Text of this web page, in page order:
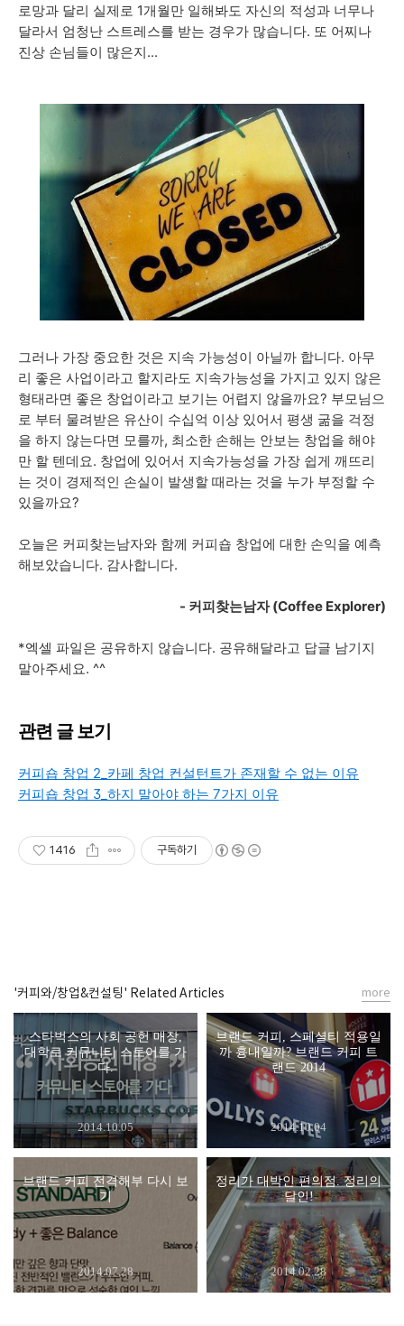
로망과 달리 실제로 1개월만 일해봐도 자신의 적성과 너무나
달라서 엄청난 스트레스를 받는 경우가 많습니다. 또 어찌나
진상 손님들이 많은지...
그러나 가장 중요한 것은 지속 가능성이 아닐까 합니다. 아무
리 좋은 사업이라고 할지라도 지속가능성을 가지고 있지 않은
형태라면 좋은 창업이라고 보기는 어렵지 않을까요? 부모님으
로 부터 물려받은 유산이 수십억 이상 있어서 평생 굶을 걱정
을 하지 않는다면 모를까, 최소한 손해는 안보는 창업을 해야
만 할 텐데요. 창업에 있어서 지속가능성을 가장 쉽게 깨뜨리
는 것이 경제적인 손실이 발생할 때라는 것을 누가 부정할 수
있을까요?
오늘은 커피찾는남자와 함께 커피숍 창업에 대한 손익을 예측
해보았습니다. 감사합니다.
- 커피찾는남자 (Coffee Explorer)
*엑셀 파일은 공유하지 않습니다. 공유해달라고 답글 남기지
말아주세요. ^^
관련 글 보기
커피숍 창업 2_카페 창업 컨설턴트가 존재할 수 없는 이유
커피숍 창업 3_하지 말아야 하는 7가지 이유
1416 구독하기
'커피와/창업&컨설팅' Related Articles
스타벅스의 사회 공헌 매장,
대학로 커뮤니티 스토어를 가
다.
2014.10.05
브랜드 커피, 스페셜티 적용일
까 흉내일까? 브랜드 커피 트
랜드 2014
2014.10.04
브랜드 커피 전격해부 다시 보
기
2014.07.28
정리가 대박인 편의점. 정리의
달인!
2014.02.28
more